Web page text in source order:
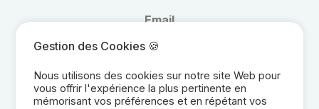
Email
Réseaux
Gestion des Cookies 🍪
Nous utilisons des cookies sur notre site Web pour
vous offrir l'expérience la plus pertinente en
mémorisant vos préférences et en répétant vos